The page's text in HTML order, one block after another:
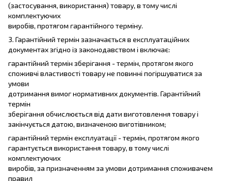
(застосування, використання) товару, в тому числі
комплектуючих
виробів, протягом гарантійного терміну.
3. Гарантійний термін зазначається в експлуатаційних
документах згідно із законодавством і включає:
гарантійний термін зберігання - термін, протягом якого
споживчі властивості товару не повинні погіршуватися за
умови
дотримання вимог нормативних документів. Гарантійний
термін
зберігання обчислюється від дати виготовлення товару і
закінчується датою, визначеною виготівником;
гарантійний термін експлуатації - термін, протягом якого
гарантується використання товару, в тому числі
комплектуючих
виробів, за призначенням за умови дотримання споживачем
правил